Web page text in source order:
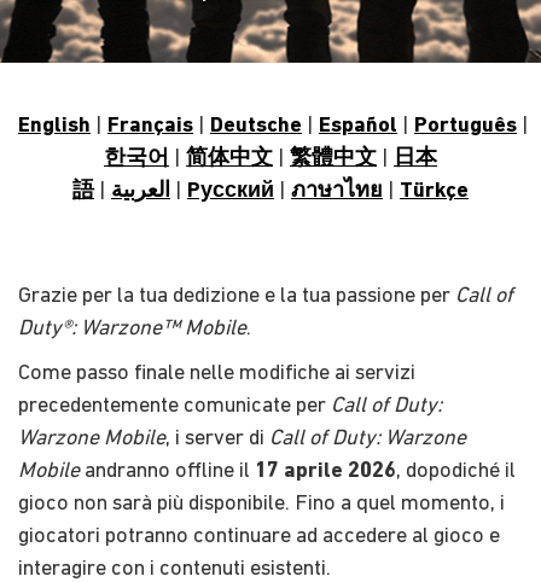
English Français Deutsche Español Português
한국어
简体中文 繁體中文
日本
語| العربية Pусский ภาษาไทย Türkçe
Grazie per la tua dedizione e la tua passione per Call of
Duty®: Warzone™ Mobile.
Come passo finale nelle modifiche ai servizi
precedentemente comunicate per Call of Duty:
Warzone Mobile, i server di Call of Duty: Warzone
Mobileandranno offline il 17 aprile 2026, dopodiché il
gioco non sarà più disponibile. Fino a quel momento, i
giocatori potranno continuare ad accedere al gioco e
interagire con i contenuti esistenti.